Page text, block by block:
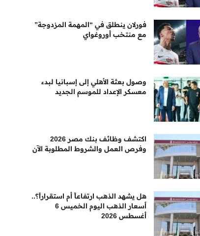
فورلان ينطلق في “المهمة المزدوجة”
مع منتخب أوروغواي
وصول بعثة الأهلي إلى إسبانيا لبدء
معسكر الإعداد للموسم الجديد
اكتشف وظائف بنك مصر 2026
وفرص العمل والشروط المطلوبة الآن
هل يشهد الذهب ارتفاعاً أم استقراراً؟..
أسعار الذهب اليوم الخميس 6
أغسطس 2026